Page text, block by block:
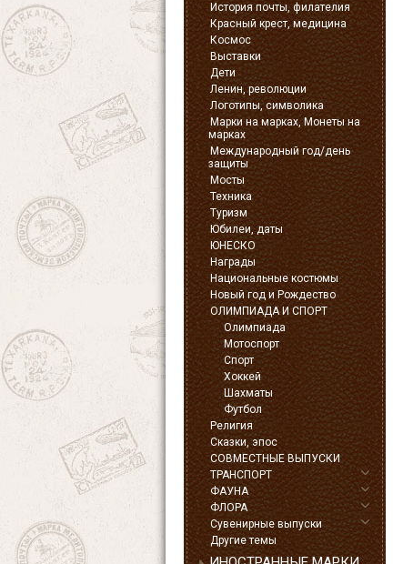
История почты, филателия
Красный крест, медицина
Космос
Выставки
Дети
Ленин, революции
Логотипы, символика
Марки на марках, Монеты на
марках
Международный год/день
защиты
Мосты
Техника
Туризм
Юбилеи, даты
ЮНЕСКО
Награды
Национальные костюмы
Новый год и Рождество
ОЛИМПИАДА И СПОРТ
Олимпиада
Мотоспорт
Спорт
Хоккей
Шахматы
Футбол
Религия
Сказки, эпос
СОВМЕСТНЫЕ ВЫПУСКИ
ТРАНСПОРТ
ФАУНА
ФЛОРА
Сувенирные выпуски
Другие темы